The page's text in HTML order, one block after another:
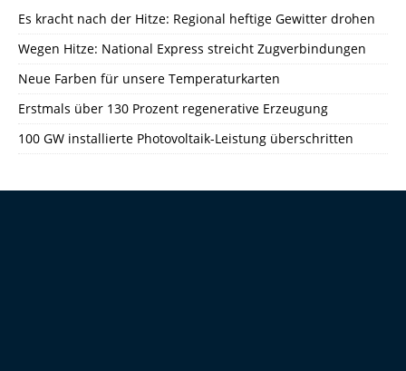
Es kracht nach der Hitze: Regional heftige Gewitter drohen
Wegen Hitze: National Express streicht Zugverbindungen
Neue Farben für unsere Temperaturkarten
Erstmals über 130 Prozent regenerative Erzeugung
100 GW installierte Photovoltaik-Leistung überschritten